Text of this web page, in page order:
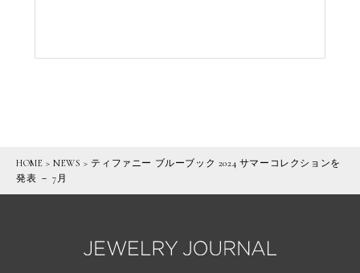
HOME >NEWS > ティファニー ブルーブック 2024 サマーコレクションを
発表 － 7月